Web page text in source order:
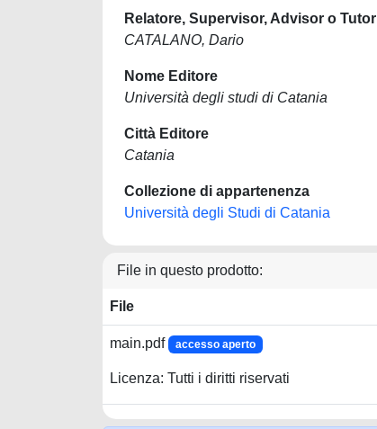
Relatore, Supervisor, Advisor o Tutor
CATALANO, Dario
Nome Editore
Università degli studi di Catania
Città Editore
Catania
Collezione di appartenenza
Università degli Studi di Catania
File in questo prodotto:
File
main.pdf accesso aperto
Licenza: Tutti i diritti riservati